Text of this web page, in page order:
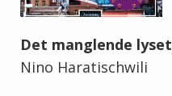
Det manglende lyset
Nino Haratischwili